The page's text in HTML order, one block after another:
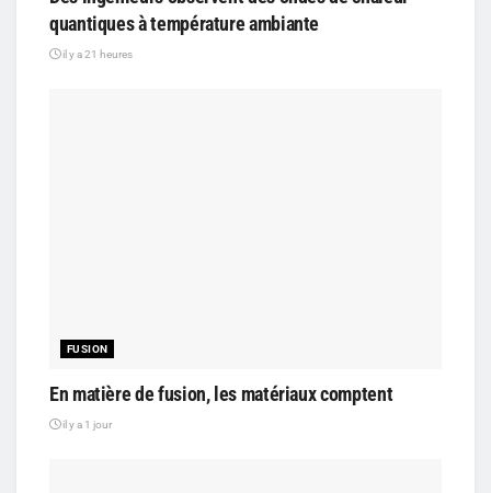
quantiques à température ambiante
il y a 21 heures
FUSION
En matière de fusion, les matériaux comptent
il y a 1 jour